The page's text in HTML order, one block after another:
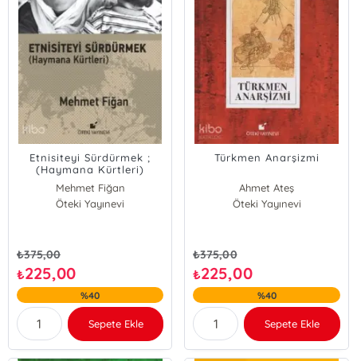
Etnisiteyi Sürdürmek ;
(Haymana Kürtleri)
Mehmet Fiğan
Öteki Yayınevi
₺375,00
₺225,00
%40
Sepete Ekle
Türkmen Anarşizmi
Ahmet Ateş
Öteki Yayınevi
₺375,00
₺225,00
%40
Sepete Ekle